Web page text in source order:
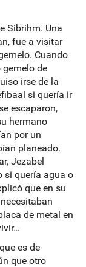
Sibrihm. Una
fue a visitar
Cuando
de
irse de la
si quería ir
escaparon,
hermano
por un
planeado.
Jezabel
si quería agua o
que en su
de metal en
es de
que otro